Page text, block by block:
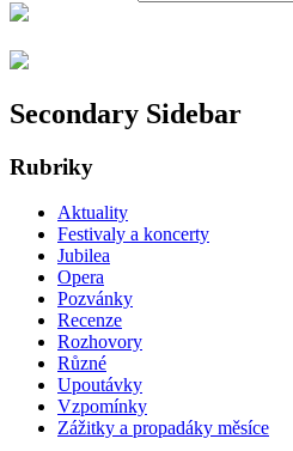
Secondary Sidebar
Rubriky
Aktuality
Festivaly a koncerty
Jubilea
Opera
Pozvánky
Recenze
Rozhovory
Různé
Upoutávky
Vzpomínky
Zážitky a propadáky měsíce